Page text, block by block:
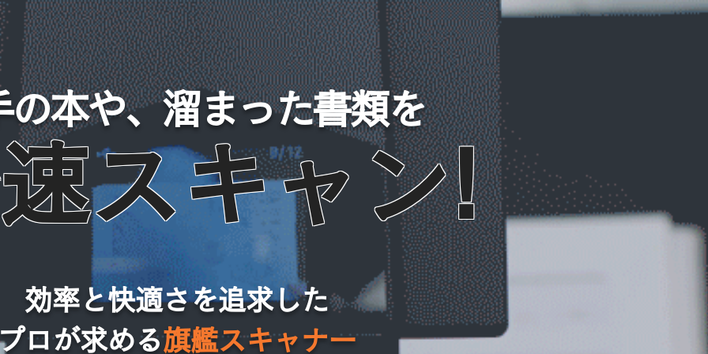
の本や、溜まった書類を
スキャン!
効率と快適さを追求した
ロが求める旗艦スキャナー